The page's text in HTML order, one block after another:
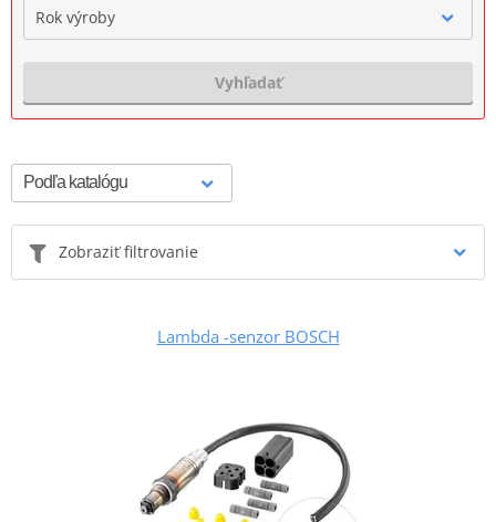
Rok výroby
Vyhľadať
Zobraziť filtrovanie
Lambda -senzor BOSCH